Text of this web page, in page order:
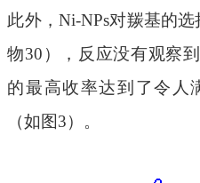
此外，Ni-NPs对羰基的
物30），反应没有观察
的最高收率达到了令人
（如图3）。